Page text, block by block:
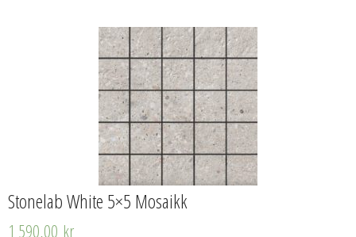
Stonelab White 5×5 Mosaikk
1 590,00 kr